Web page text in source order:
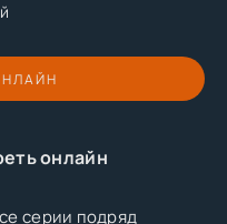
онлайн
серии подряд